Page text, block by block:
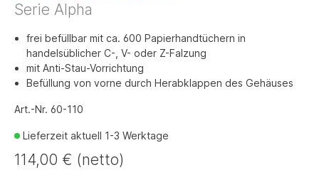
Serie Alpha
frei befüllbar mit ca. 600 Papierhandtüchern in
handelsüblicher C-, V- oder Z-Falzung
mit Anti-Stau-Vorrichtung
Befüllung von vorne durch Herabklappen des Gehäuses
Art.-Nr. 60-110
Lieferzeit aktuell 1-3 Werktage
114,00 € (netto)